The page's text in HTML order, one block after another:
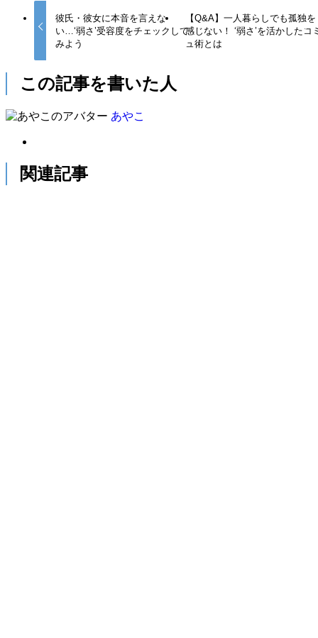
彼氏・彼女に本音を言えな
い…‘弱さ’受容度をチェックして
みよう
【Q&A】一人暮らしでも孤独を
感じない！ ‘弱さ’を活かしたコ
ュ術とは
この記事を書いた人
あやこ
関連記事